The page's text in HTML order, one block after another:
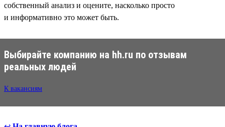
собственный анализ и оцените, насколько просто
и информативно это может быть.
Выбирайте компанию на hh.ru по отзывам
реальных людей
К вакансиям